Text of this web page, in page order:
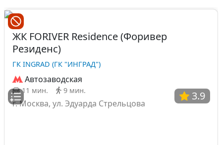
3.9
ЖК FORIVER Residence (Форивер
Резиденс)
ГК INGRAD (ГК "ИНГРАД")
Автозаводская
11 мин. 9 мин.
г. Москва, ул. Эдуарда Стрельцова